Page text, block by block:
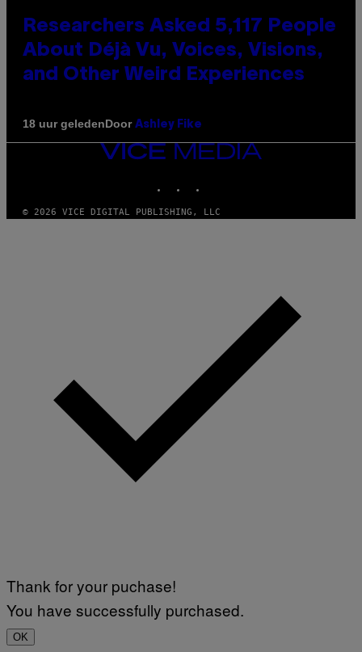
Researchers Asked 5,117 People
About Déjà Vu, Voices, Visions,
and Other Weird Experiences
18 uur geledenDoor Ashley Fike
VICE
MEDIA
© 2026 VICE DIGITAL PUBLISHING, LLC
Thank for your puchase!
You have successfully purchased.
OK